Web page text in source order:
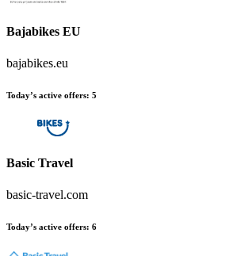
Bajabikes EU
bajabikes.eu
Today’s active offers: 5
Basic Travel
basic-travel.com
Today’s active offers: 6